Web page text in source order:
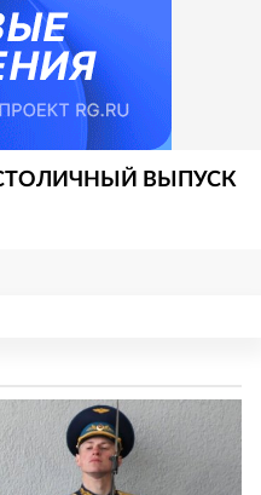
СТОЛИЧНЫЙ ВЫПУСК